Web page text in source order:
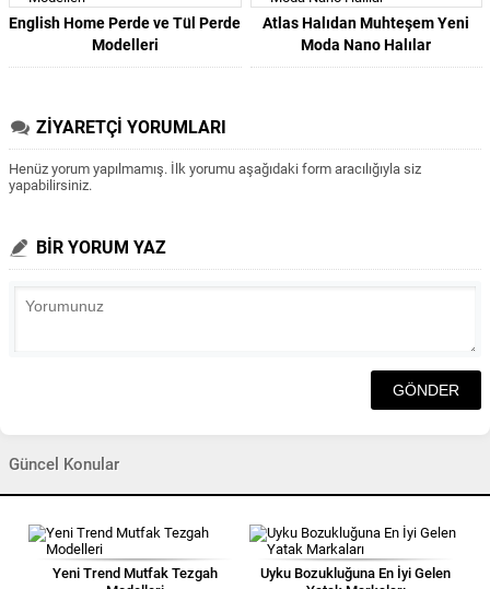
English Home Perde ve Tül Perde
Modelleri
Atlas Halıdan Muhteşem Yeni
Moda Nano Halılar
ZİYARETÇİ YORUMLARI
Henüz yorum yapılmamış. İlk yorumu aşağıdaki form aracılığıyla siz
yapabilirsiniz.
BİR YORUM YAZ
Güncel Konular
Yeni Trend Mutfak Tezgah
Uyku Bozukluğuna En İyi Gelen